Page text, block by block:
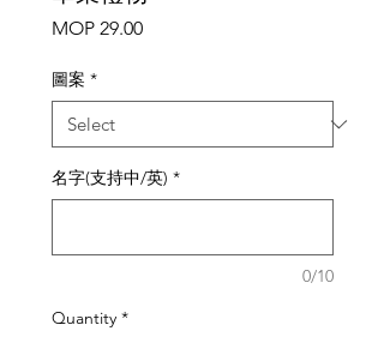
MOP 29.00Price
圖案 *
名字(支持中/英) *
0/10
Quantity *